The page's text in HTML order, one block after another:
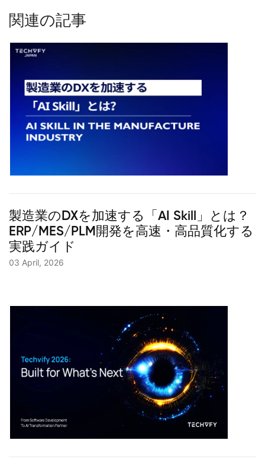
関連の記事
製造業のDXを加速する「AI Skill」とは？
ERP/MES/PLM開発を高速・高品質化する
実践ガイド
03 April, 2026